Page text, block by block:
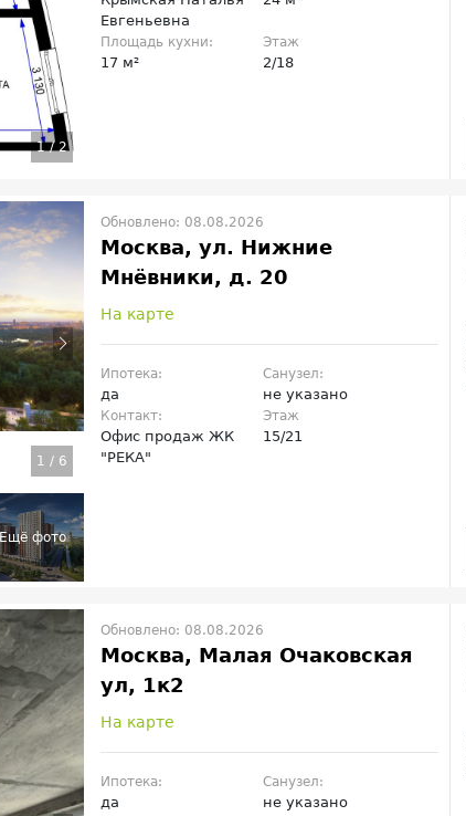
1/ 2
Евгеньевна
Площадь кухни:
17 м²
Этаж
2/18
1 / 6
Обновлено: 08.08.2026
Москва, ул. Нижние
Мнёвники, д. 20
На карте
Ипотека:
да
Санузел:
не указано
Контакт:
Офис продаж ЖК
"РЕКА"
Этаж
15/21
Обновлено: 08.08.2026
Москва, Малая Очаковская
ул, 1к2
На карте
Ипотека:
да
Санузел:
не указано